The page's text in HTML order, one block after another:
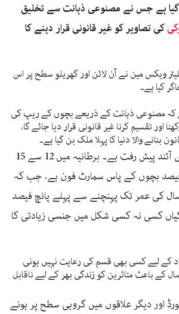
گیا ہے جس نے مصنوعی ذہانت سے تخلیق
کی تصاویر کو غیر قانونی قرار دینے کا
ویکس مین نے آن لائن اور گھریلو سطح پر اس
کیا ہے۔
کہ مصنوعی ذہانت کے ذریعے بچوں کے ریپ کی
اور تقسیم کرنا غیر قانونی قرار دیا جائے گا،
بنانے والا دنیا کا پہلا ملک بن گیا ہے۔
یہ ایک مثبت اور خوش آئند پیش رفت ہے۔ برطانیہ میں 12 سے 15
کی عمر کے 97 فیصد بچوں کے پاس سمارٹ فون ہے، جب کہ
اندازہ ہے کہ 16 سال کی عمر تک پہنچنے سے پہلے پانچ فیصد
فیصد لڑکیاں کسی نہ کسی شکل میں جنسی زیادتی کا
کے لیے کسی بھی قسم کی رعایت نہیں ہونی
کے باعث متاثرین کو زندگی بھر کے لیے ناقابل
فورڈ اور دیگر علاقوں میں گروہی سطح پر ہونے